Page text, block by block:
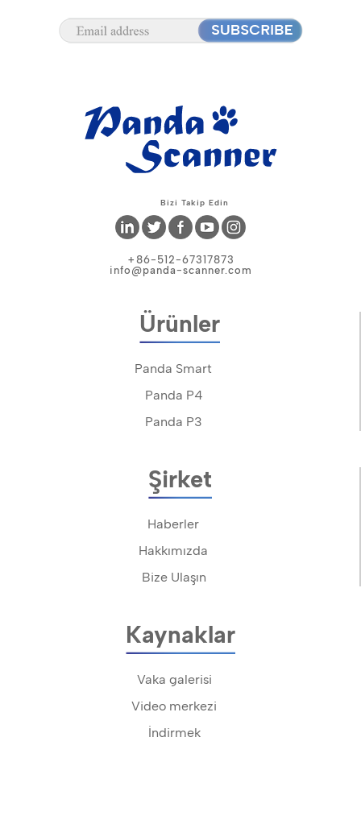
Bizi Takip Edin
+86-512-67317873
info@panda-scanner.com
Ürünler
Panda Smart
Panda P4
Panda P3
Şirket
Haberler
Hakkımızda
Bize Ulaşın
Kaynaklar
Vaka galerisi
Video merkezi
İndirmek